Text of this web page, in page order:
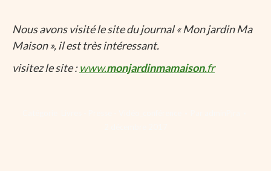
Nous avons visité le site du journal « Mon jardin Ma
Maison », il est très intéressant.
visitez le site :www.monjardinmamaison.fr